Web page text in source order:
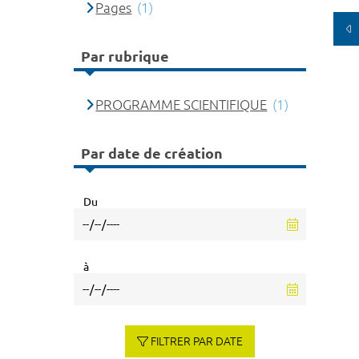
Pages (1)
Par rubrique
PROGRAMME SCIENTIFIQUE (1)
Par date de création
Du
à
FILTRER PAR DATE